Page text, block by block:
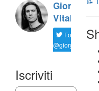
Giorgio
Vitali
Follow
@giorgio__vit
Iscriviti